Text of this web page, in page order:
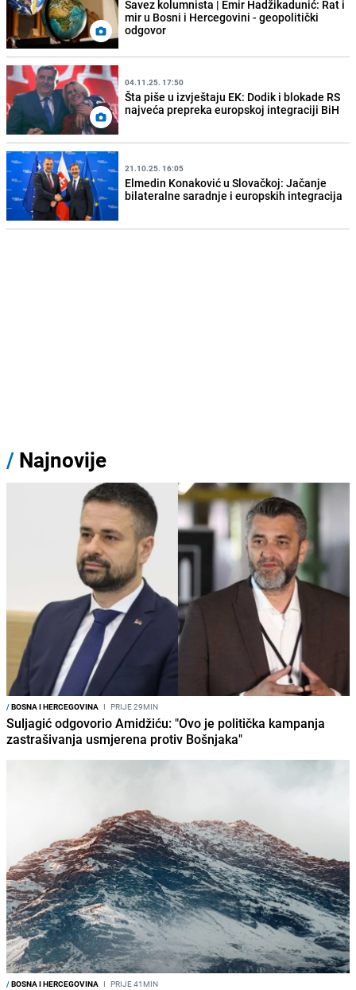
Savez kolumnista | Emir Hadžikadunić: Rat i
mir u Bosni i Hercegovini - geopolitički
odgovor
04.11.25. 17:50
Šta piše u izvještaju EK: Dodik i blokade RS
najveća prepreka europskoj integraciji BiH
21.10.25. 16:05
Elmedin Konaković u Slovačkoj: Jačanje
bilateralne saradnje i europskih integracija
/ Najnovije
/BOSNA I HERCEGOVINA I PRIJE 29MIN
Suljagić odgovorio Amidžiću: "Ovo je politička kampanja
zastrašivanja usmjerena protiv Bošnjaka"
/BOSNA I HERCEGOVINA I PRIJE 41MIN